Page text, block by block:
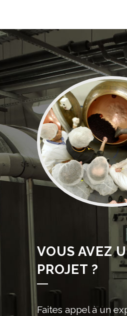
VOUS AVEZ
PROJET ?
Faites appel à un